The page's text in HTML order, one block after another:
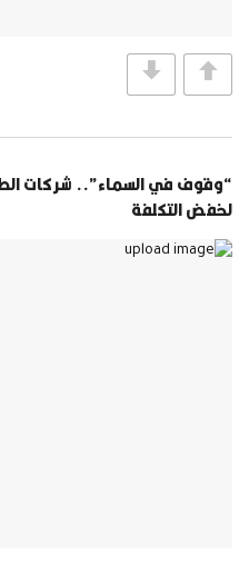
“وقوف في السماء”.. شركات
لخفض التكلفة